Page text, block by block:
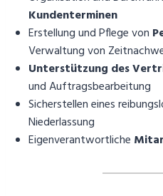
Kundenterminen
Erstellung und Pflege von
Verwaltung von
Unterstützung des
und Auftragsbearbeitung
Sicherstellen eines
Niederlassung
Eigenverantwortliche